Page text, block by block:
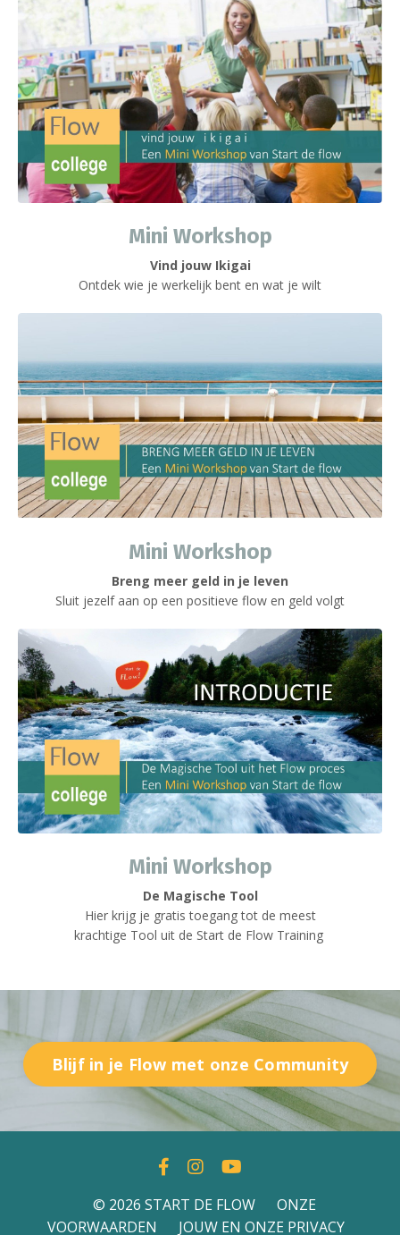
Mini Workshop
Vind jouw Ikigai
Ontdek wie je werkelijk bent en wat je wilt
Mini Workshop
Breng meer geld in je leven
Sluit jezelf aan op een positieve flow en geld volgt
Mini Workshop
De Magische Tool
Hier krijg je gratis toegang tot de meest
krachtige Tool uit de Start de Flow Training
Blijf in je Flow met onze Community
© 2026 START DE FLOW
ONZE
VOORWAARDEN
JOUW EN ONZE PRIVACY